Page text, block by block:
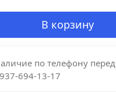
В корзину
по телефону перед
694-13-17